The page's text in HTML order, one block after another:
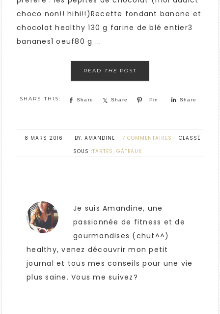
choco non!! hihi!!)Recette fondant banane et
chocolat healthy 130 g farine de blé entier3
bananes1 oeuf80 g ...
READ THE POST
Share Share Pin Share
8 MARS 2016 AMANDINE 7 COMMENTAIRES
CLASSÉ
SOUS :TARTES, GÂTEAUX
Je suis Amandine, une
passionnée de fitness et de
gourmandises (chut^^)
healthy, venez découvrir mon petit
journal et tous mes conseils pour une vie
plus saine. Vous me suivez?